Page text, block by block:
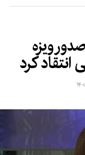
خواهند داشت و
بیشتری کنند.
ویزه
کرد